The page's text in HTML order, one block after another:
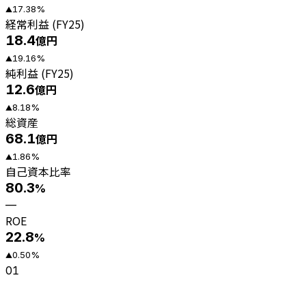
▲17.38%
経常利益 (FY25)
18.4億円
▲19.16%
純利益 (FY25)
12.6億円
▲8.18%
総資産
68.1億円
▲1.86%
自己資本比率
80.3%
—
ROE
22.8%
▲0.50%
01